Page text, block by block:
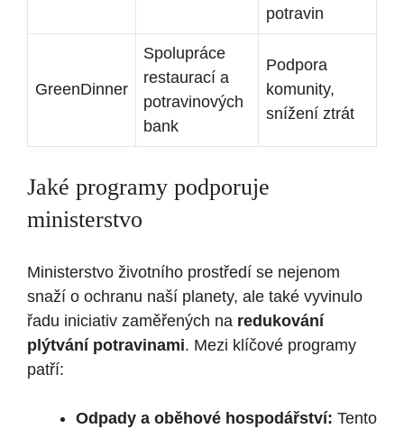
potravin
GreenDinner
Spolupráce
⁣restaurací a⁣
potravinových
bank
Podpora‍
komunity,
snížení ztrát
Jaké ⁢programy⁣ podporuje
ministerstvo
Ministerstvo životního‍ prostředí se nejenom
snaží o ochranu naší planety, ale také ⁣vyvinulo
řadu iniciativ zaměřených ‍na redukování
plýtvání potravinami. Mezi ‍klíčové programy
patří:
Odpady a oběhové hospodářství: Tento